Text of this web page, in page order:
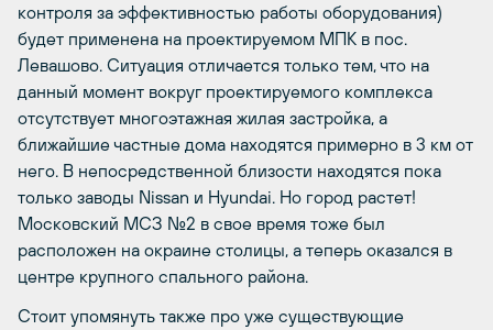
контроля за эффективностью работы оборудования)
будет применена на проектируемом МПК в пос.
Левашово. Ситуация отличается только тем, что на
данный момент вокруг проектируемого комплекса
отсутствует многоэтажная жилая застройка, а
ближайшие частные дома находятся примерно в 3 км от
него. В непосредственной близости находятся пока
только заводы Nissan и Hyundai. Но город растет!
Московский МСЗ №2 в свое время тоже был
расположен на окраине столицы, а теперь оказался в
центре крупного спального района.
Cтоит упомянуть также про уже существующие